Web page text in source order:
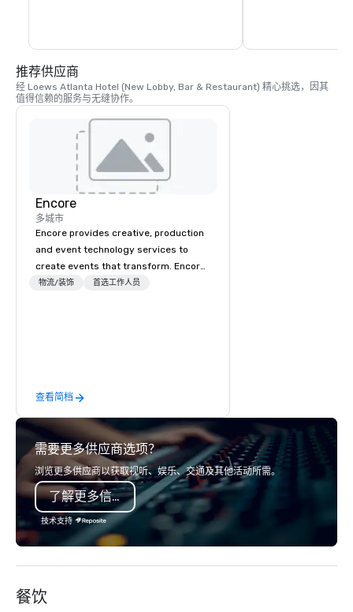
推荐供应商
经 Loews Atlanta Hotel (New Lobby, Bar & Restaurant) 精心挑选，因其
值得信赖的服务与无缝协作。
Encore
多城市
Encore provides creative, production
and event technology services to
create events that transform. Encore
creates memorable event experiences
creative, advanced technology,
digital, environmental, staging, and
digital solutions for hybrid, virtual and
in-person events of any type.
物流/装饰 首选工作人员
查看简档
需要更多供应商选项？
浏览更多供应商以获取视听、娱乐、交通及其他活动所需。
了解更多信息
技术支持
餐饮